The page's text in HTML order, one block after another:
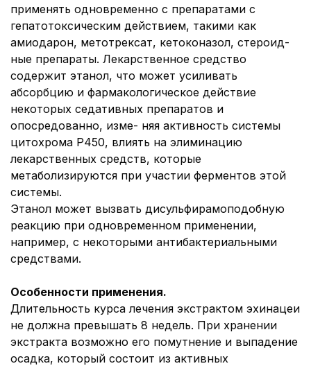
применять одновременно с препаратами с
гепатотоксическим действием, такими как
амиодарон, метотрексат, кетоконазол, стероид-
ные препараты. Лекарственное средство
содержит этанол, что может усиливать
абсорбцию и фармакологическое действие
некоторых седативных препаратов и
опосредованно, изме- няя активность системы
цитохрома Р450, влиять на элиминацию
лекарственных средств, которые
метаболизируются при участии ферментов этой
системы.
Этанол может вызвать дисульфирамоподобную
реакцию при одновременном применении,
например, с некоторыми антибактериальными
средствами.
Особенности применения.
Длительность курса лечения экстрактом эхинацеи
не должна превышать 8 недель. При хранении
экстракта возможно его помутнение и выпадение
осадка, который состоит из активных